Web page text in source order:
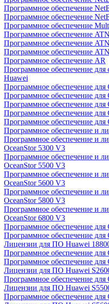
Программное обеспечение
Программное обеспечение
Программное обеспечение
Программное обеспечение
Программное обеспечение
Программное обеспечение
Программное обеспечение AR
Программное обеспечение
Huawei
Программное обеспечение
Программное обеспечение
Программное обеспечение
Программное обеспечение
Программное обеспечение
Программное обеспечение и
Программное обеспечение и
OceanStor 5300 V3
Программное обеспечение и
OceanStor 5500 V3
Программное обеспечение и
OceanStor 5600 V3
Программное обеспечение и
OceanStor 5800 V3
Программное обеспечение и
OceanStor 6800 V3
Программное обеспечение
Программное обеспечение
Лицензии для ПО Huawei
Программное обеспечение
Программное обеспечение
Лицензии для ПО Huawei
Программное обеспечение
Лицензии для ПО Huawei
Программное обеспечение